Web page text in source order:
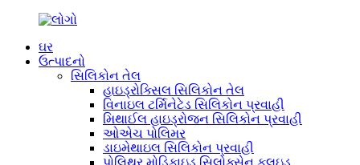
ઘર
ઉત્પાદનો
સિલિકોન તેલ
હાઇડ્રોક્સિલ સિલિકોન તેલ
વિનાઇલ ટર્મિનેટેડ સિલિકોન પ્રવાહી
મિથાઈલ હાઇડ્રોજન સિલિકોન પ્રવાહી
ઓએચ પોલિમર
ડાઇમેથાઇલ સિલિકોન પ્રવાહી
પોલિથર મોડિફાઇડ સિલોક્સેન ફ્લુઇડ